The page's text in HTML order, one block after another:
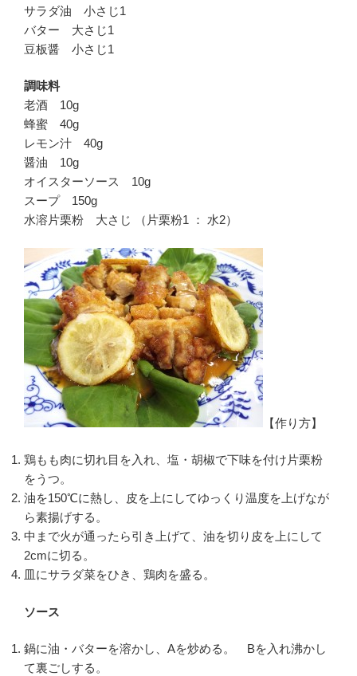
サラダ油 小さじ1
バター 大さじ1
豆板醤 小さじ1
調味料
老酒 10g
蜂蜜 40g
レモン汁 40g
醤油 10g
オイスターソース 10g
スープ 150g
水溶片栗粉 大さじ （片栗粉1 ： 水2）
【作り方】
鶏もも肉に切れ目を入れ、塩・胡椒で下味を付け片栗粉
をうつ。
油を150℃に熱し、皮を上にしてゆっくり温度を上げなが
ら素揚げする。
中まで火が通ったら引き上げて、油を切り皮を上にして
2cmに切る。
皿にサラダ菜をひき、鶏肉を盛る。
ソース
鍋に油・バターを溶かし、Aを炒める。 Bを入れ沸かし
て裏ごしする。